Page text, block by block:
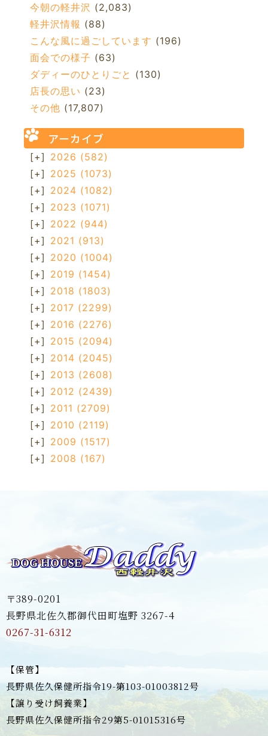
今朝の軽井沢 (2,083)
軽井沢情報 (88)
こんな風に過ごしています (196)
面会での様子 (63)
ダディーのひとりごと (130)
店長の思い (23)
その他 (17,807)
アーカイブ
[+] 2026 (582)
[+] 2025 (1073)
[+] 2024 (1082)
[+] 2023 (1071)
[+] 2022 (944)
[+] 2021 (913)
[+] 2020 (1004)
[+] 2019 (1454)
[+] 2018 (1803)
[+] 2017 (2299)
[+] 2016 (2276)
[+] 2015 (2094)
[+] 2014 (2045)
[+] 2013 (2608)
[+] 2012 (2439)
[+] 2011 (2709)
[+] 2010 (2119)
[+] 2009 (1517)
[+] 2008 (167)
〒389-0201
長野県北佐久郡御代田町塩野 3267-4
0267-31-6312
【保管】
長野県佐久保健所指令19-第103-01003812号
【譲り受け飼養業】
長野県佐久保健所指令29第5-01015316号